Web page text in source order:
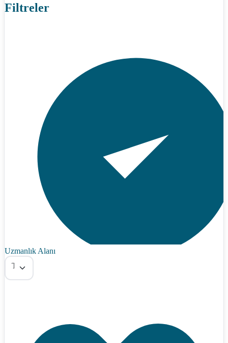
Filtreler
Uzmanlık Alanı
Tümü